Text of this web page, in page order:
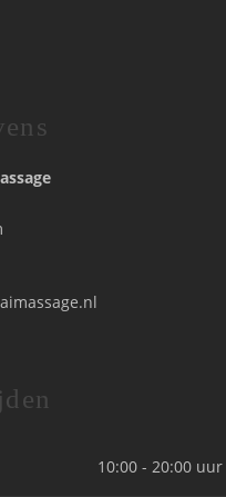
10:00 - 20:00 uur